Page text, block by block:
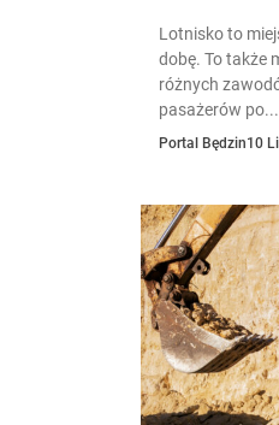
Lotnisko to
dobę. To także
różnych
pasażerów po...
Portal Będzin10